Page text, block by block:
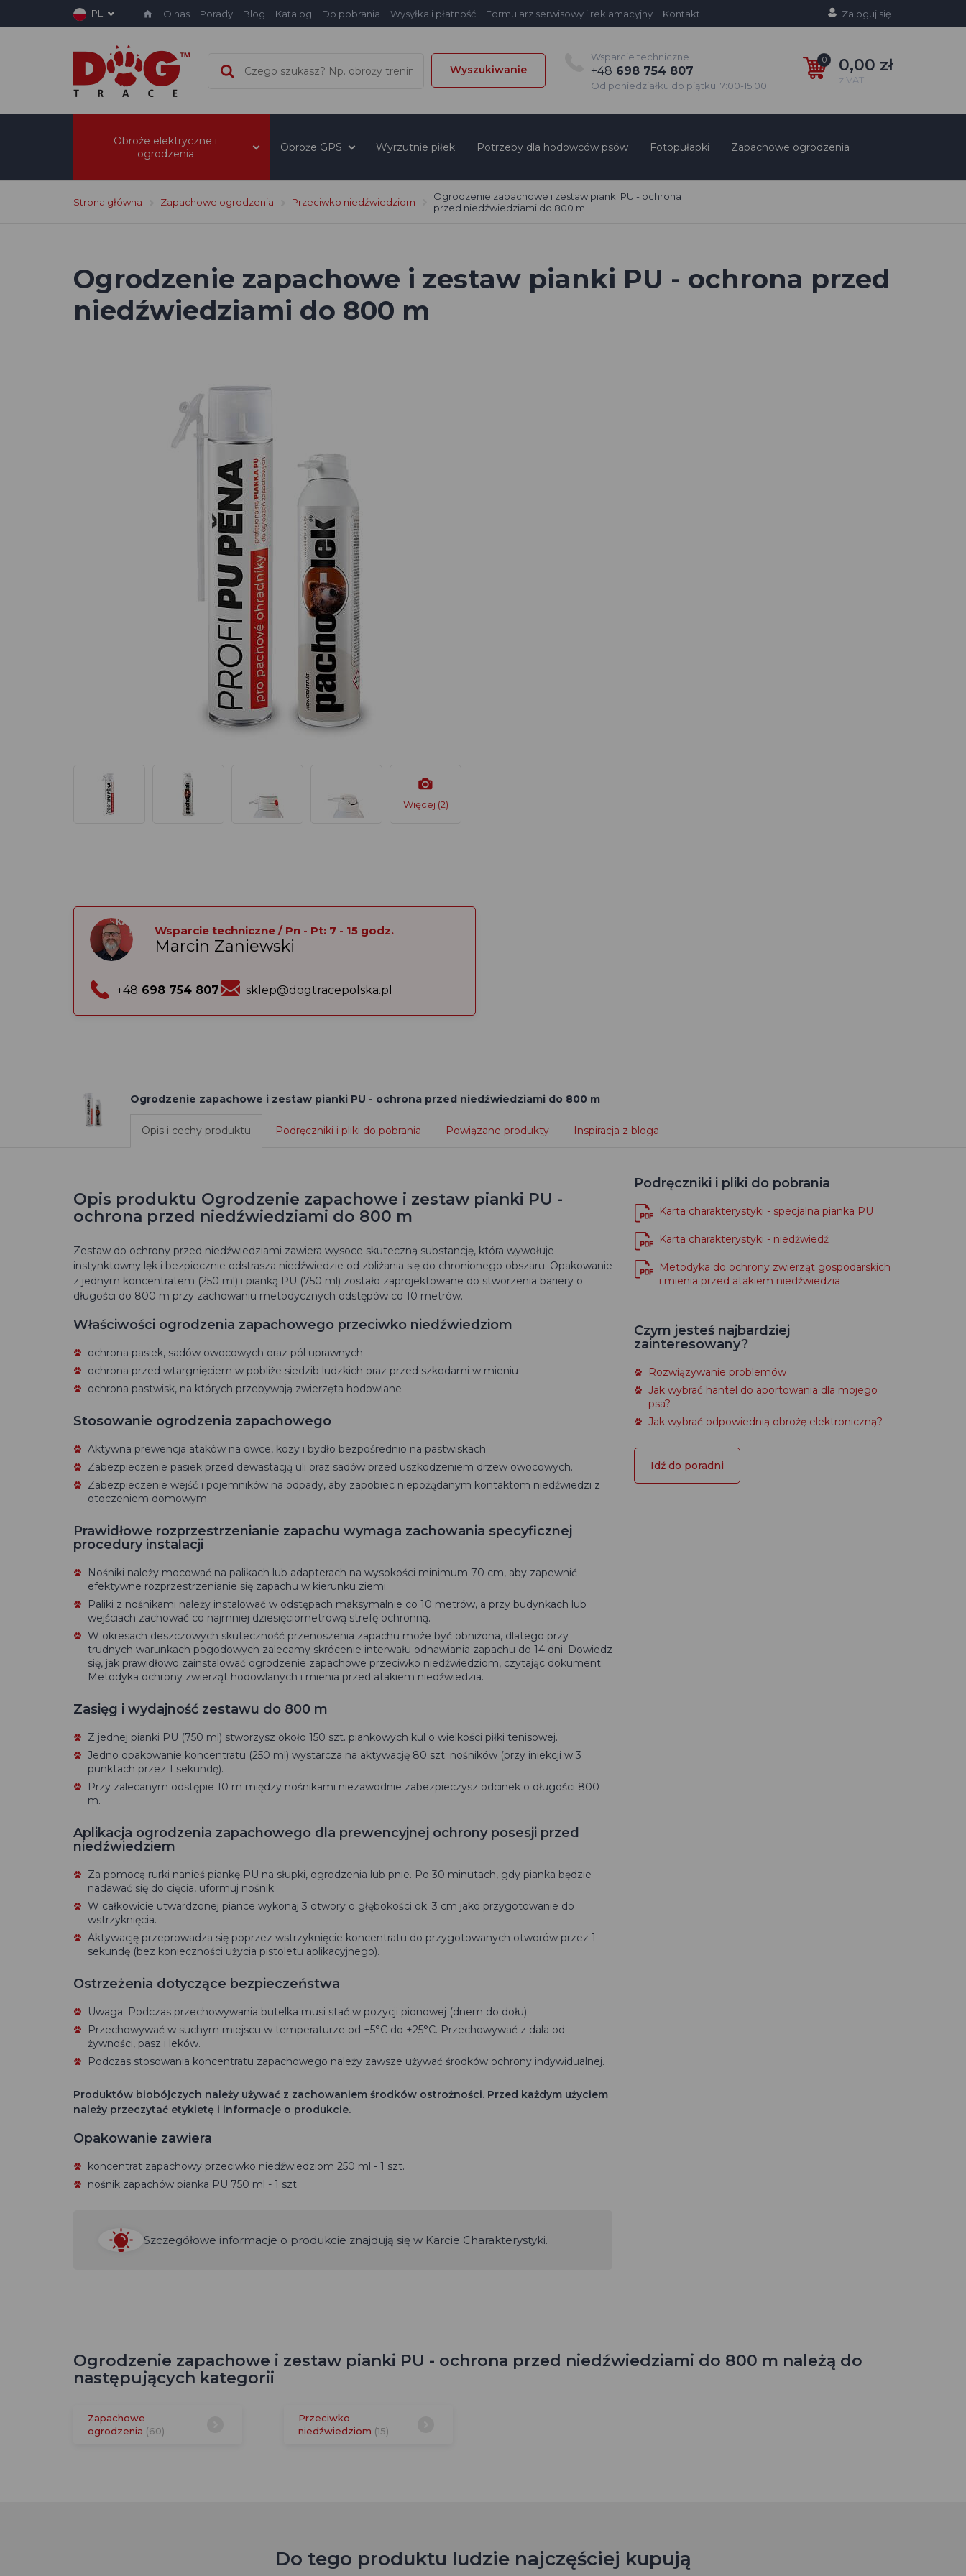
PL O nas Porady Blog Katalog Do pobrania Wysyłka i płatność Formularz serwisowy i reklamacyjny Kontakt Zaloguj się
Wyszukiwanie
Wsparcie techniczne
+48 698 754 807
Od poniedziałku do piątku: 7:00-15:00
0 0,00 zł
z VAT
Obroże elektryczne i
ogrodzenia
Obroże GPS Wyrzutnie piłek Potrzeby dla hodowców psów Fotopułapki Zapachowe ogrodzenia
Strona główna Zapachowe ogrodzenia Przeciwko niedźwiedziom
Ogrodzenie zapachowe i zestaw pianki PU - ochrona
przed niedźwiedziami do 800 m
Ogrodzenie zapachowe i zestaw pianki PU - ochrona przed
niedźwiedziami do 800 m
Więcej (2)
Wsparcie techniczne / Pn - Pt: 7 - 15 godz.
Marcin Zaniewski
+48 698 754 807 sklep@dogtracepolska.pl
Ogrodzenie zapachowe i zestaw pianki PU - ochrona przed niedźwiedziami do 800 m
Opis i cechy produktu Podręczniki i pliki do pobrania Powiązane produkty Inspiracja z bloga
Opis produktu Ogrodzenie zapachowe i zestaw pianki PU -
ochrona przed niedźwiedziami do 800 m
Zestaw do ochrony przed niedźwiedziami zawiera wysoce skuteczną substancję, która wywołuje
instynktowny lęk i bezpiecznie odstrasza niedźwiedzie od zbliżania się do chronionego obszaru. Opakowanie
z jednym koncentratem (250 ml) i pianką PU (750 ml) zostało zaprojektowane do stworzenia bariery o
długości do 800 m przy zachowaniu metodycznych odstępów co 10 metrów.
Właściwości ogrodzenia zapachowego przeciwko niedźwiedziom
ochrona pasiek, sadów owocowych oraz pól uprawnych
ochrona przed wtargnięciem w pobliże siedzib ludzkich oraz przed szkodami w mieniu
ochrona pastwisk, na których przebywają zwierzęta hodowlane
Stosowanie ogrodzenia zapachowego
Aktywna prewencja ataków na owce, kozy i bydło bezpośrednio na pastwiskach.
Zabezpieczenie pasiek przed dewastacją uli oraz sadów przed uszkodzeniem drzew owocowych.
Zabezpieczenie wejść i pojemników na odpady, aby zapobiec niepożądanym kontaktom niedźwiedzi z
otoczeniem domowym.
Prawidłowe rozprzestrzenianie zapachu wymaga zachowania specyficznej
procedury instalacji
Nośniki należy mocować na palikach lub adapterach na wysokości minimum 70 cm, aby zapewnić
efektywne rozprzestrzenianie się zapachu w kierunku ziemi.
Paliki z nośnikami należy instalować w odstępach maksymalnie co 10 metrów, a przy budynkach lub
wejściach zachować co najmniej dziesięciometrową strefę ochronną.
W okresach deszczowych skuteczność przenoszenia zapachu może być obniżona, dlatego przy
trudnych warunkach pogodowych zalecamy skrócenie interwału odnawiania zapachu do 14 dni. Dowiedz
się, jak prawidłowo zainstalować ogrodzenie zapachowe przeciwko niedźwiedziom, czytając dokument:
Metodyka ochrony zwierząt hodowlanych i mienia przed atakiem niedźwiedzia.
Zasięg i wydajność zestawu do 800 m
Z jednej pianki PU (750 ml) stworzysz około 150 szt. piankowych kul o wielkości piłki tenisowej.
Jedno opakowanie koncentratu (250 ml) wystarcza na aktywację 80 szt. nośników (przy iniekcji w 3
punktach przez 1 sekundę).
Przy zalecanym odstępie 10 m między nośnikami niezawodnie zabezpieczysz odcinek o długości 800
m.
Aplikacja ogrodzenia zapachowego dla prewencyjnej ochrony posesji przed
niedźwiedziem
Za pomocą rurki nanieś piankę PU na słupki, ogrodzenia lub pnie. Po 30 minutach, gdy pianka będzie
nadawać się do cięcia, uformuj nośnik.
W całkowicie utwardzonej piance wykonaj 3 otwory o głębokości ok. 3 cm jako przygotowanie do
wstrzyknięcia.
Aktywację przeprowadza się poprzez wstrzyknięcie koncentratu do przygotowanych otworów przez 1
sekundę (bez konieczności użycia pistoletu aplikacyjnego).
Ostrzeżenia dotyczące bezpieczeństwa
Uwaga: Podczas przechowywania butelka musi stać w pozycji pionowej (dnem do dołu).
Przechowywać w suchym miejscu w temperaturze od +5°C do +25°C. Przechowywać z dala od
żywności, pasz i leków.
Podczas stosowania koncentratu zapachowego należy zawsze używać środków ochrony indywidualnej.
Produktów biobójczych należy używać z zachowaniem środków ostrożności. Przed każdym użyciem
należy przeczytać etykietę i informacje o produkcie.
Opakowanie zawiera
koncentrat zapachowy przeciwko niedźwiedziom 250 ml - 1 szt.
nośnik zapachów pianka PU 750 ml - 1 szt.
Szczegółowe informacje o produkcie znajdują się w Karcie Charakterystyki.
Podręczniki i pliki do pobrania
Karta charakterystyki - specjalna pianka PU
Karta charakterystyki - niedźwiedź
Metodyka do ochrony zwierząt gospodarskich
i mienia przed atakiem niedźwiedzia
Czym jesteś najbardziej
zainteresowany?
Rozwiązywanie problemów
Jak wybrać hantel do aportowania dla mojego
psa?
Jak wybrać odpowiednią obrożę elektroniczną?
Idź do poradni
Ogrodzenie zapachowe i zestaw pianki PU - ochrona przed niedźwiedziami do 800 m należą do
następujących kategorii
Zapachowe
ogrodzenia (60)
Przeciwko
niedźwiedziom (15)
Do tego produktu ludzie najczęściej kupują